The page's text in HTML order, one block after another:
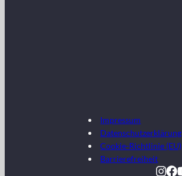
Impressum
Datenschutzerklärung
Cookie-Richtlinie (EU)
Barrierefreiheit